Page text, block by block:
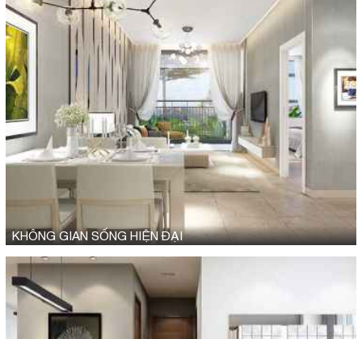
KHÔNG GIAN SỐNG HIỆN ĐẠI